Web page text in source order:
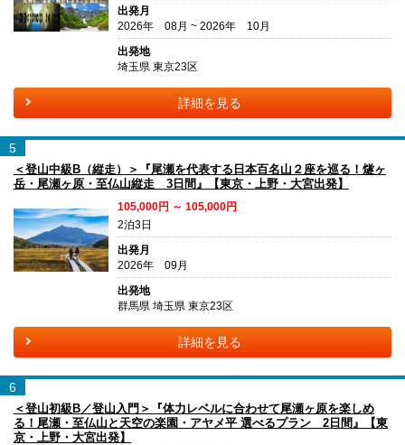
出発月
2026年 08月 ~ 2026年 10月
出発地
埼玉県 東京23区
詳細を見る
5
＜登山中級B（縦走）＞『尾瀬を代表する日本百名山２座を巡る！燧ヶ
岳・尾瀬ヶ原・至仏山縦走 3日間』【東京・上野・大宮出発】
105,000円 ～ 105,000円
2泊3日
出発月
2026年 09月
出発地
群馬県 埼玉県 東京23区
詳細を見る
6
＜登山初級B／登山入門＞『体力レベルに合わせて尾瀬ヶ原を楽しめ
る！尾瀬・至仏山と天空の楽園・アヤメ平 選べるプラン 2日間』【東
京・上野・大宮出発】